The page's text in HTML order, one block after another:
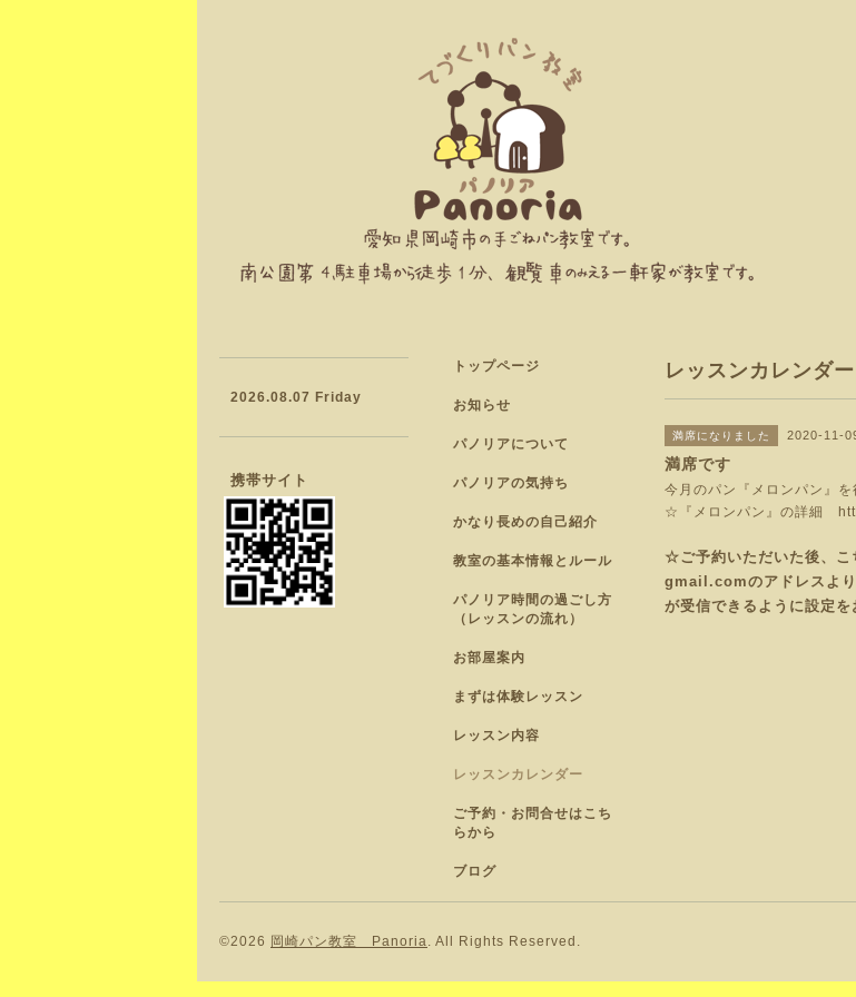
レッスンカレンダー
満席になりました 2020-11-
満席です
今月のパン『メロンパン』を
☆『メロンパン』の詳細
☆ご予約いただいた後、
gmail.comのアドレスより
が受信できるように設定を
トップページ
お知らせ
パノリアについて
パノリアの気持ち
かなり長めの自己紹介
教室の基本情報とルール
パノリア時間の過ごし方
（レッスンの流れ）
お部屋案内
まずは体験レッスン
レッスン内容
レッスンカレンダー
ご予約・お問合せはこち
らから
ブログ
2026.08.07 Friday
携帯サイト
©2026 岡崎パン教室 Panoria. All Rights Reserved.